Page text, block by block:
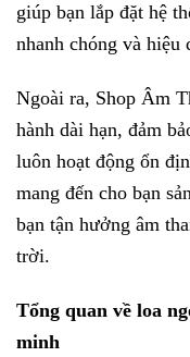
giúp bạn lắp đặt hệ
nhanh chóng và hiệu
Ngoài ra, Shop Âm
hành dài hạn, đảm
luôn hoạt động ổn
mang đến cho bạn
bạn tận hưởng âm
trời.
Tổng quan về loa
minh